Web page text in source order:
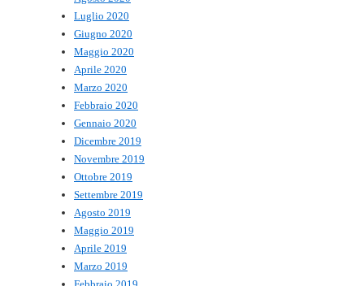
Luglio 2020
Giugno 2020
Maggio 2020
Aprile 2020
Marzo 2020
Febbraio 2020
Gennaio 2020
Dicembre 2019
Novembre 2019
Ottobre 2019
Settembre 2019
Agosto 2019
Maggio 2019
Aprile 2019
Marzo 2019